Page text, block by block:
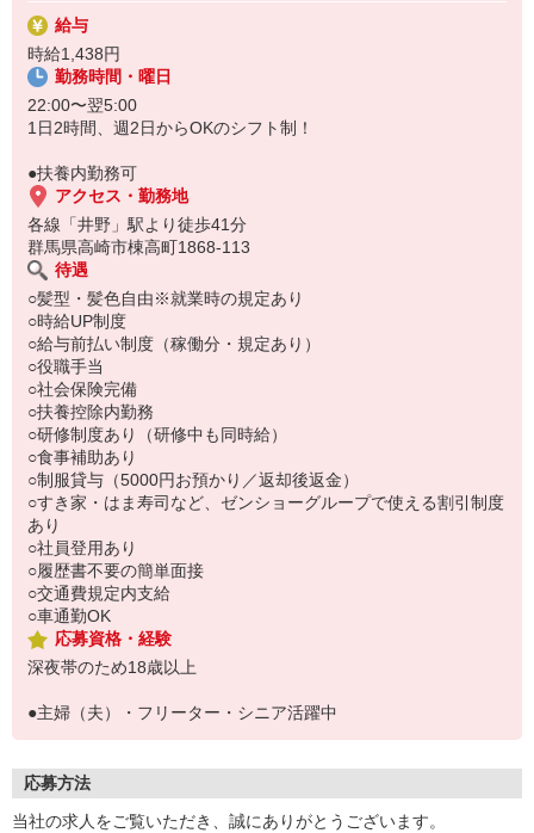
他にも、食材の調整や金銭管理、新しく入社したクルーの研修など
様々なお仕事があります。
セルフオーダー、セルフ会計で、現金の受け渡しはほとんどありま
せん。※一部店舗を除く
取り間違いもなく安心でスムーズ♪
マニュアルも用意していますので飲食店が初めての方でも大丈夫！
もちろん先輩クルーがしっかり教えてくれるので安心してくださ
い。
給与
時給1,438円
勤務時間・曜日
22:00〜翌5:00
1日2時間、週2日からOKのシフト制！
●扶養内勤務可
アクセス・勤務地
各線「井野」駅より徒歩41分
群馬県高崎市棟高町1868-113
待遇
○髪型・髪色自由※就業時の規定あり
○時給UP制度
○給与前払い制度（稼働分・規定あり）
○役職手当
○社会保険完備
○扶養控除内勤務
○研修制度あり（研修中も同時給）
○食事補助あり
○制服貸与（5000円お預かり／返却後返金）
○すき家・はま寿司など、ゼンショーグループで使える割引制度
あり
○社員登用あり
○履歴書不要の簡単面接
○交通費規定内支給
○車通勤OK
応募資格・経験
深夜帯のため18歳以上
●主婦（夫）・フリーター・シニア活躍中
応募方法
当社の求人をご覧いただき、誠にありがとうございます。